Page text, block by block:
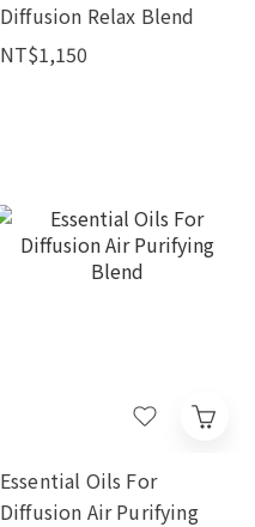
Diffusion Relax Blend
NT$1,150
Essential Oils For
Diffusion Air Purifying